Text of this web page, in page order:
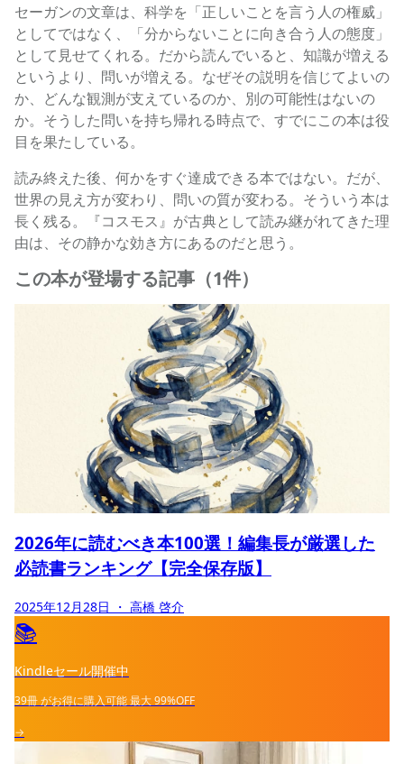
セーガンの文章は、科学を「正しいことを言う人の権威」
としてではなく、「分からないことに向き合う人の態度」
として見せてくれる。だから読んでいると、知識が増える
というより、問いが増える。なぜその説明を信じてよいの
か、どんな観測が支えているのか、別の可能性はないの
か。そうした問いを持ち帰れる時点で、すでにこの本は役
目を果たしている。
読み終えた後、何かをすぐ達成できる本ではない。だが、
世界の見え方が変わり、問いの質が変わる。そういう本は
長く残る。『コスモス』が古典として読み継がれてきた理
由は、その静かな効き方にあるのだと思う。
この本が登場する記事（1件）
2026年に読むべき本100選！編集長が厳選した
必読書ランキング【完全保存版】
2025年12月28日 ・ 高橋 啓介
📚
Kindleセール開催中
39冊がお得に購入可能最大99%OFF
→